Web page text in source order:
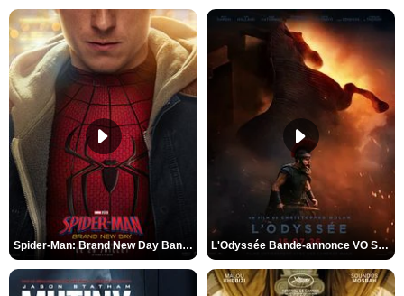
Spider-Man: Brand New Day Bande-annonce VO STFR L'Odyssée Bande-annonce VO STFR